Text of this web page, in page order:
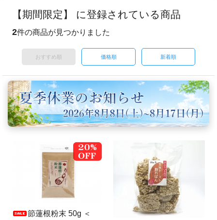
【期間限定】 に登録されている商品
2件の商品が見つかりました
おすすめ順 価格順 新着順
節蓮根粉末 50g ＜